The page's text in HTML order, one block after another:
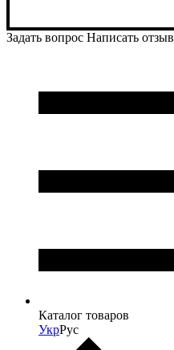
Задать вопрос Написать отзыв
Каталог товаров
УкрРус